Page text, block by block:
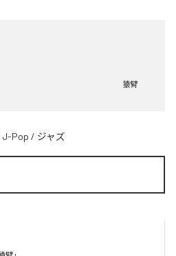
猿臂
J-Pop / ジャズ